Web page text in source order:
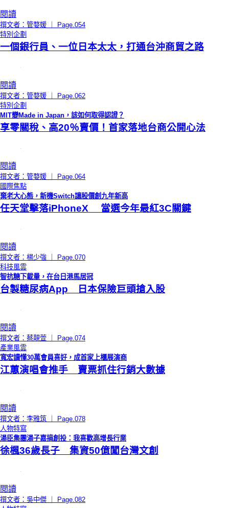
閱讀
撰文者：管婺媛 ｜ Page.054
特別企劃
一個銀行員、一位日本太太，打通台沖商貿之路
閱讀
撰文者：管婺媛 ｜ Page.062
特別企劃
MIT變Made in Japan，該如何取得認證？
享零關稅、高20％賣價！首家落地台商公開心法
閱讀
撰文者：管婺媛 ｜ Page.064
國際焦點
棄老大心態，新機Switch讓股價創九年新高
任天堂擊落iPhoneX 當選今年最紅3C關鍵
閱讀
撰文者：楊少強 ｜ Page.070
科技風雲
智抗糖下載量，在台日港馬居冠
台製糖尿病App 日本保險巨頭搶入股
閱讀
撰文者：蔡靚萱 ｜ Page.074
產業風雲
寬宏讀懂30萬會員喜好，成首家上櫃展演商
江蕙演唱會推手 賣票抓住行銷大數據
閱讀
撰文者：李雅筑 ｜ Page.078
人物特寫
湯臣集團湯子嘉搞創投：我喜歡高增長行業
徐楓36歲長子 集資50億闖台灣文創
閱讀
撰文者：吳中傑 ｜ Page.082